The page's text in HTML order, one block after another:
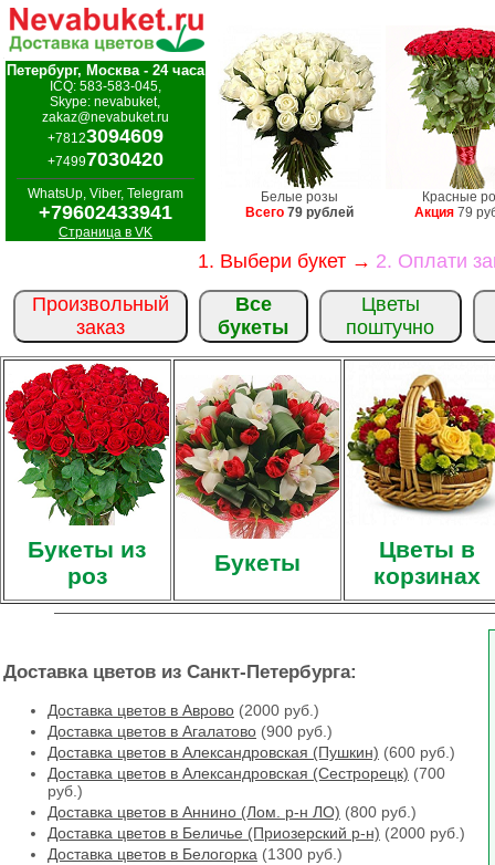
Петербург, Москва - 24 часа
ICQ: 583-583-045,
Skype: nevabuket,
zakaz@nevabuket.ru
+78123094609
+74997030420
WhatsUp, Viber, Telegram
+79602433941
Страница в VK
Белые розы
Всего 79 рублей
Красные
Акция 79
1. Выбери букет → 2. Оплати
Произвольный
заказ
Все
букеты
Цветы
поштучно
Букеты из
роз
Букеты
Цветы в
корзинах
Доставка цветов из Санкт-Петербурга:
Доставка цветов в Аврово (2000 руб.)
Доставка цветов в Агалатово (900 руб.)
Доставка цветов в Александровская (Пушкин) (600 руб.)
Доставка цветов в Александровская (Сестрорецк) (700
руб.)
Доставка цветов в Аннино (Лом. р-н ЛО) (800 руб.)
Доставка цветов в Беличье (Приозерский р-н) (2000 руб.)
Доставка цветов в Белогорка (1300 руб.)